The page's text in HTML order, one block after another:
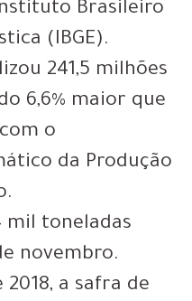
Brasileiro
(IBGE).
241,5 milhões
6,6% maior que
o
da Produção
mil toneladas
novembro.
a safra de